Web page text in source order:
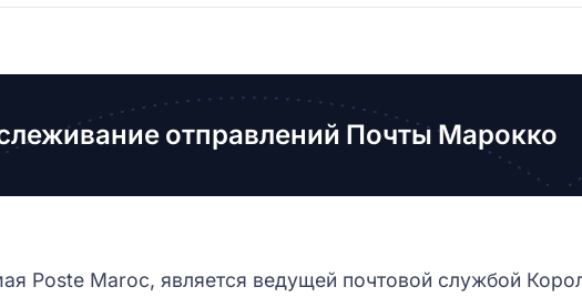
отправлений Почты Марокко
Poste Maroc, является ведущей почтовой службой